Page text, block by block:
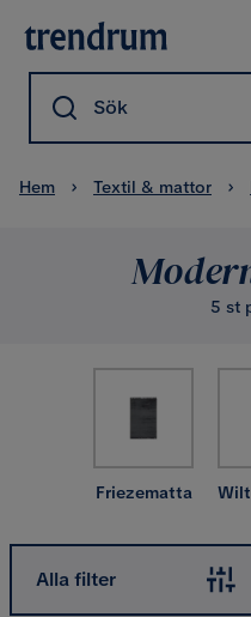
Sök
Hem Textil & mattor
5 st
Friezematta
Alla filter